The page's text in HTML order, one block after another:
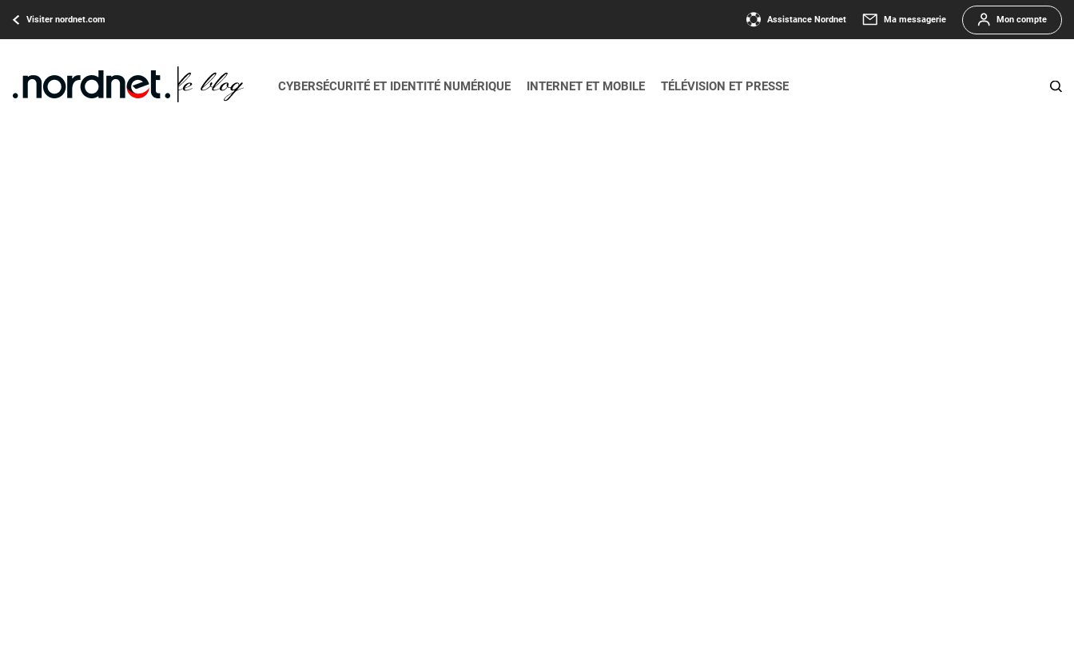
Visiter nordnet.com Assistance Nordnet Ma messagerie Mon compte
CYBERSÉCURITÉ ET IDENTITÉ NUMÉRIQUE INTERNET ET MOBILE TÉLÉVISION ET PRESSE